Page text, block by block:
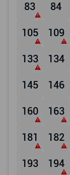
83 84
105 109
133 134
145 146
160 163
181 182
193 194